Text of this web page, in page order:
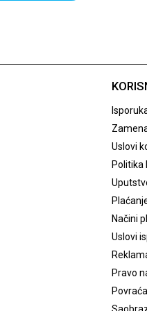
Uslovi
Politika
Načini
Uslovi
Pravo